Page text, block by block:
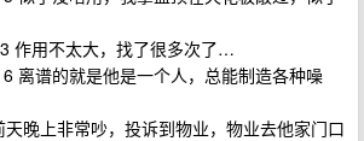
作用不太大，找了很多次了…
离谱的就是他是一个人，总能制造各种噪
天晚上非常吵，投诉到物业，物业去他家门口